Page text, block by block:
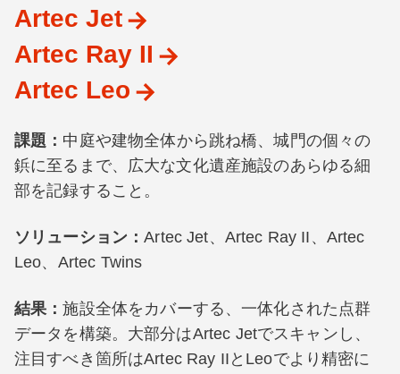
Artec Jet
Artec Ray II
Artec Leo
課題： 中庭や建物全体から跳ね橋、城門の個々の
鋲に至るまで、広大な文化遺産施設のあらゆる細
部を記録すること。
ソリューション：Artec Jet、Artec Ray II、Artec
Leo、Artec Twins
結果：施設全体をカバーする、一体化された点群
データを構築。大部分はArtec Jetでスキャンし、
注目すべき箇所はArtec Ray IIとLeoでより精密に